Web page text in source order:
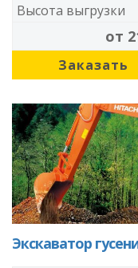
Высота выгрузки
от
Заказать
Экскаватор